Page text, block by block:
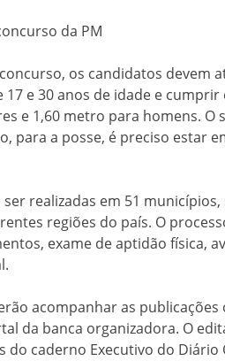
da PM
os candidatos devem
e 30 anos de idade e
e 1,60 metro para homens. O
para a posse, é preciso estar
realizadas em 51
regiões do país. O
exame de aptidão física,
acompanhar as
da banca organizadora. O
do caderno Executivo do Diário